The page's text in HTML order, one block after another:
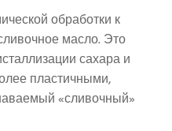
обработки к
масло. Это
сахара и
пластичными,
«сливочный»